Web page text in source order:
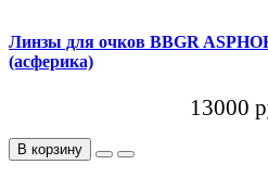
Линзы для очков BBGR
(асферика)
13000
В корзину